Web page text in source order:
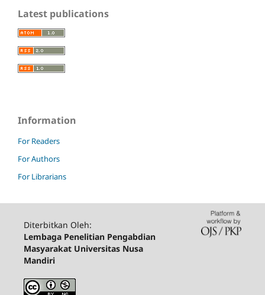
Latest publications
Information
For Readers
For Authors
For Librarians
Diterbitkan Oleh:
Lembaga Penelitian Pengabdian
Masyarakat Universitas Nusa
Mandiri